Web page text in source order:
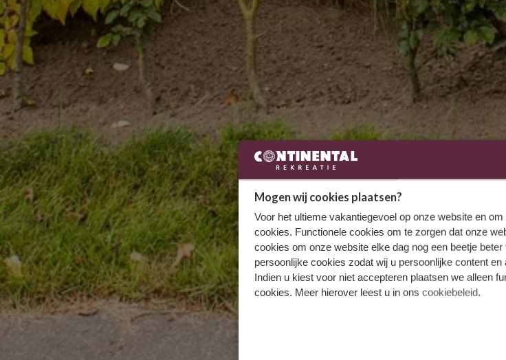
Mogen wij cookies plaatsen?
Voor het ultieme vakantiegevoel op onze website en
cookies. Functionele cookies om te zorgen dat onze
cookies om onze website elke dag nog een beetje
persoonlijke cookies zodat wij u persoonlijke content en
Indien u kiest voor niet accepteren plaatsen we alleen
cookies. Meer hierover leest u in ons cookiebeleid.